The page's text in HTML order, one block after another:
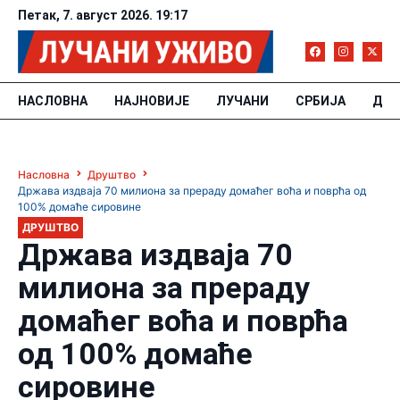
Петак, 7. август 2026. 19:17
НАСЛОВНА НАЈНОВИЈЕ ЛУЧАНИ СРБИЈА
Насловна
Друштво
Држава издваја 70 милиона за прераду домаћег воћа и поврћа од
100% домаће сировине
ДРУШТВО
Држава издваја 70
милиона за прераду
домаћег воћа и поврћа
од 100% домаће
сировине